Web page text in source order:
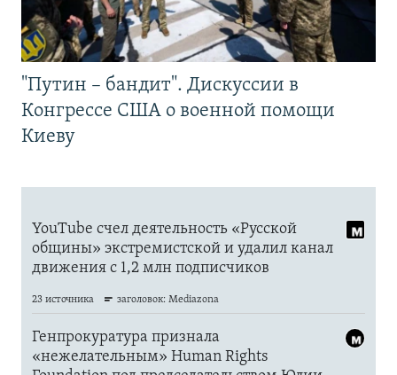
"Путин – бандит". Дискуссии в
Конгрессе США о военной помощи
Киеву